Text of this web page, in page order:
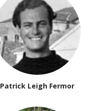
Patrick Leigh Fermor